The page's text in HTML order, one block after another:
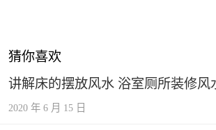
猜你喜欢
讲解床的摆放风水 浴室厕所装修风
2020 年 6 月 15 日